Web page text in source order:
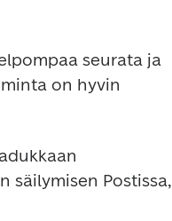
seurata ja
on hyvin
säilymisen Postissa,